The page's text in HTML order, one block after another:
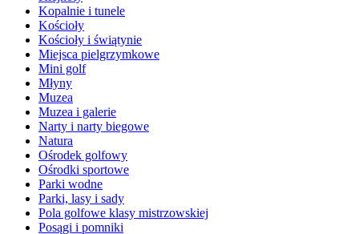
Kopalnie i tunele
Kościoły
Kościoły i świątynie
Miejsca pielgrzymkowe
Mini golf
Młyny
Muzea
Muzea i galerie
Narty i narty biegowe
Natura
Ośrodek golfowy
Ośrodki sportowe
Parki wodne
Parki, lasy i sady
Pola golfowe klasy mistrzowskiej
Posągi i pomniki